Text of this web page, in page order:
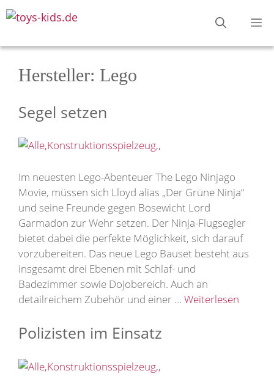
Zum
Inhalt
Hersteller: Lego
Segel setzen
Im neuesten Lego-Abenteuer The Lego Ninjago
Movie, müssen sich Lloyd alias „Der Grüne Ninja“
und seine Freunde gegen Bösewicht Lord
Garmadon zur Wehr setzen. Der Ninja-Flugsegler
bietet dabei die perfekte Möglichkeit, sich darauf
vorzubereiten. Das neue Lego Bauset besteht aus
insgesamt drei Ebenen mit Schlaf- und
Badezimmer sowie Dojobereich. Auch an
detailreichem Zubehör und einer … Weiterlesen
Polizisten im Einsatz